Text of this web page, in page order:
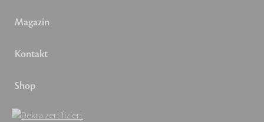
Magazin
Kontakt
Shop